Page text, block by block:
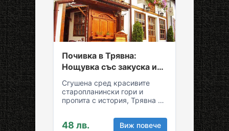
Почивка в Трявна:
Нощувка със закуска и
възможност за обяд и
вечеря
Сгушена сред красивите
старопланински гори и
пропита с история, Трявна е
спокойствие и култура!
Грабни ваучер за…
48 лв. Виж повече